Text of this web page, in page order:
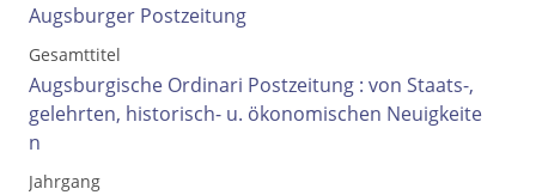
Augsburger Postzeitung
Gesamttitel
Augsburgische Ordinari Postzeitung : von Staats-,
gelehrten, historisch- u. ökonomischen Neuigkeite
n
Jahrgang